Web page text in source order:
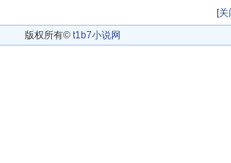
[关
版权所有© t1b7小说网